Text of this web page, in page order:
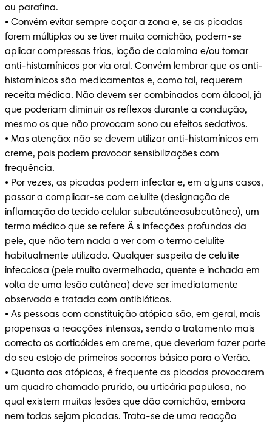
ou parafina.
• Convém evitar sempre coçar a zona e, se as picadas
forem múltiplas ou se tiver muita comichão, podem-se
aplicar compressas frias, loção de calamina e/ou tomar
anti-histamínicos por via oral. Convém lembrar que os anti-
histamínicos são medicamentos e, como tal, requerem
receita médica. Não devem ser combinados com álcool, já
que poderiam diminuir os reflexos durante a condução,
mesmo os que não provocam sono ou efeitos sedativos.
• Mas atenção: não se devem utilizar anti-histamínicos em
creme, pois podem provocar sensibilizações com
frequência.
• Por vezes, as picadas podem infectar e, em alguns casos,
passar a complicar-se com celulite (designação de
inflamação do tecido celular subcutáneosubcutâneo), um
termo médico que se refere Ã s infecções profundas da
pele, que não tem nada a ver com o termo celulite
habitualmente utilizado. Qualquer suspeita de celulite
infecciosa (pele muito avermelhada, quente e inchada em
volta de uma lesão cutânea) deve ser imediatamente
observada e tratada com antibióticos.
• As pessoas com constituição atópica são, em geral, mais
propensas a reacções intensas, sendo o tratamento mais
correcto os corticóides em creme, que deveriam fazer parte
do seu estojo de primeiros socorros básico para o Verão.
• Quanto aos atópicos, é frequente as picadas provocarem
um quadro chamado prurido, ou urticária papulosa, no
qual existem muitas lesões que dão comichão, embora
nem todas sejam picadas. Trata-se de uma reacção